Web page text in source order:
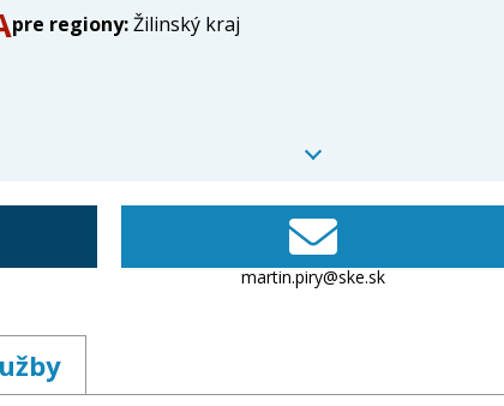
pre regiony:Žilinský kraj
martin.piry@ske.sk